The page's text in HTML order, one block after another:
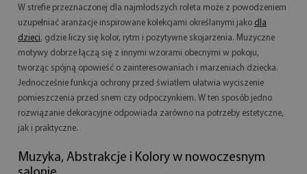
W strefie przeznaczonej dla najmłodszych roleta może z powodzeniem
uzupełniać aranżacje inspirowane kolekcjami określanymi jako dla
dzieci, gdzie liczy się kolor, rytm i pozytywne skojarzenia. Muzyczne
motywy dobrze łączą się z innymi wzorami obecnymi w pokoju,
tworząc spójną opowieść o zainteresowaniach i marzeniach dziecka.
Jednocześnie funkcja ochrony przed światłem ułatwia wyciszenie
pomieszczenia przed snem czy odpoczynkiem. W ten sposób jedno
rozwiązanie dekoracyjne odpowiada zarówno na potrzeby estetyczne,
jak i praktyczne.
Muzyka, Abstrakcje i Kolory w nowoczesnym